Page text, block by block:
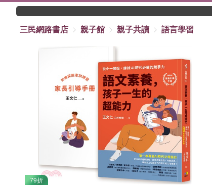
三民網路書店
親子館 親子共讀 語言學習
79折